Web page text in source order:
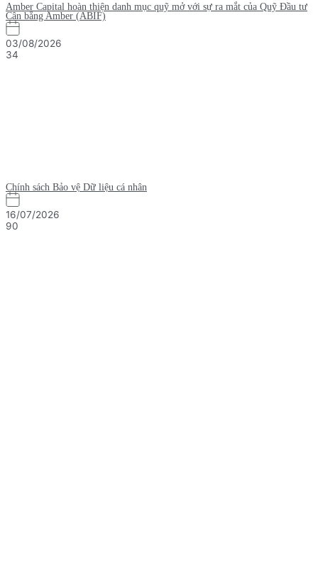
Amber Capital hoàn thiện danh mục quỹ mở với sự ra mắt của Quỹ Đầu tư
Cân bằng Amber (ABIF)
03/08/2026
34
Chính sách Bảo vệ Dữ liệu cá nhân
16/07/2026
90